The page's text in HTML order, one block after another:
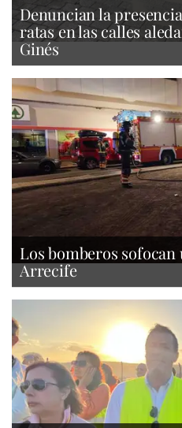
Denuncian la
ratas en las calles
Ginés
Los bomberos
Arrecife